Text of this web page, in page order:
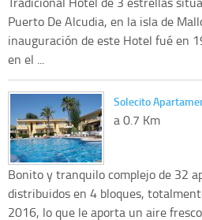
Puerto De Alcudia, en la isla de
inauguración de este Hotel fué en
en el ...
Solecito
a 0.7 Km
Bonito y tranquilo complejo de 32
distribuidos en 4 bloques,
2016, lo que le aporta un aire